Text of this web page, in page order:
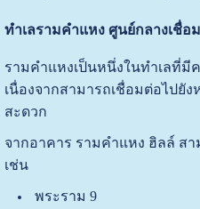
ทำเลรามคำแหง ศูนย์กลางเชื่อ
รามคำแหงเป็นหนึ่งในทำเลที่
เนื่องจากสามารถเชื่อมต่อไปยั
สะดวก
จากอาคาร รามคำแหง ฮิลล์ ส
เช่น
พระราม 9